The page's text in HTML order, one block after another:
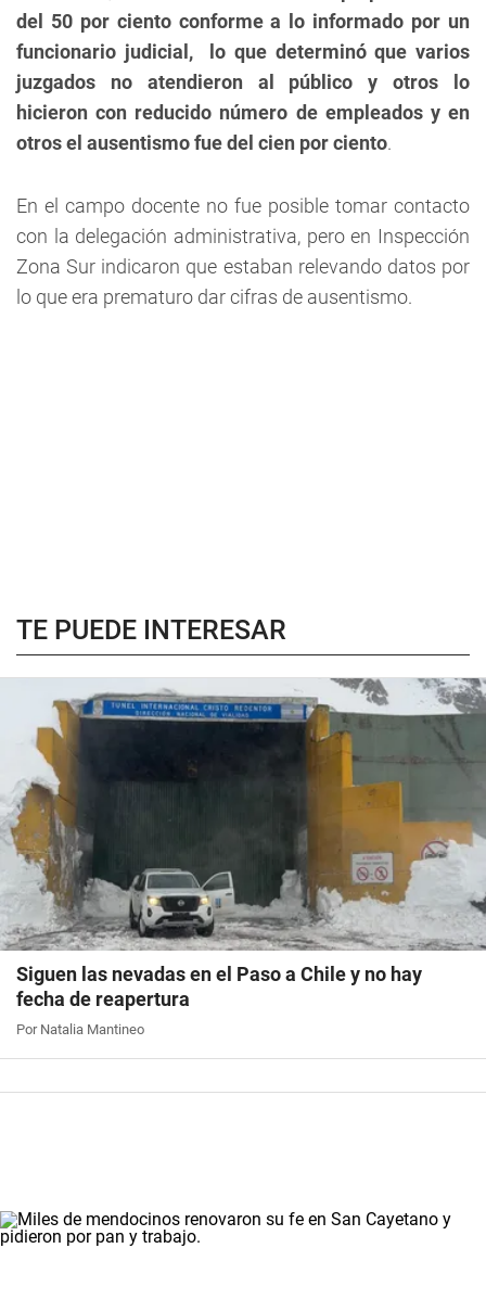
del 50 por ciento conforme a lo informado por un
funcionario judicial, lo que determinó que varios
juzgados no atendieron al público y otros lo
hicieron con reducido número de empleados y en
otros el ausentismo fue del cien por ciento.
En el campo docente no fue posible tomar contacto
con la delegación administrativa, pero en Inspección
Zona Sur indicaron que estaban relevando datos por
lo que era prematuro dar cifras de ausentismo.
TE PUEDE INTERESAR
Siguen las nevadas en el Paso a Chile y no hay
fecha de reapertura
Por Natalia Mantineo